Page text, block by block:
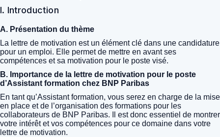
I. Introduction
A. Présentation du thème
La lettre de motivation est un élément clé dans une candidature
pour un emploi. Elle permet de mettre en avant ses
compétences et sa motivation pour le poste visé.
B. Importance de la lettre de motivation pour le poste
d’Assistant formation chez BNP Paribas
En tant qu’Assistant formation, vous serez en charge de la mise
en place et de l’organisation des formations pour les
collaborateurs de BNP Paribas. Il est donc essentiel de montrer
votre intérêt et vos compétences pour ce domaine dans votre
lettre de motivation.